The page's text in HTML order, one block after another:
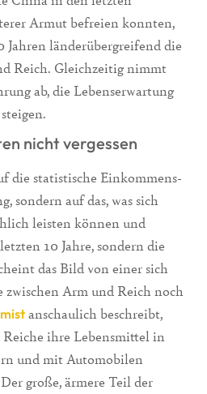
Armut befreien konnten,
Jahren länderübergreifend die
Reich. Gleichzeitig nimmt
ab, die Lebenserwartung
nicht vergessen
die statistische Einkommens-
sondern auf das, was sich
leisten können und
10 Jahre, sondern die
das Bild von einer sich
zwischen Arm und Reich noch
anschaulich beschreibt,
ihre Lebensmittel in
und mit Automobilen
große, ärmere Teil der